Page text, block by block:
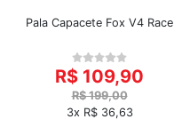
Pala Capacete Fox V4 Race
R$ 109,90
R$ 199,00
3x R$ 36,63